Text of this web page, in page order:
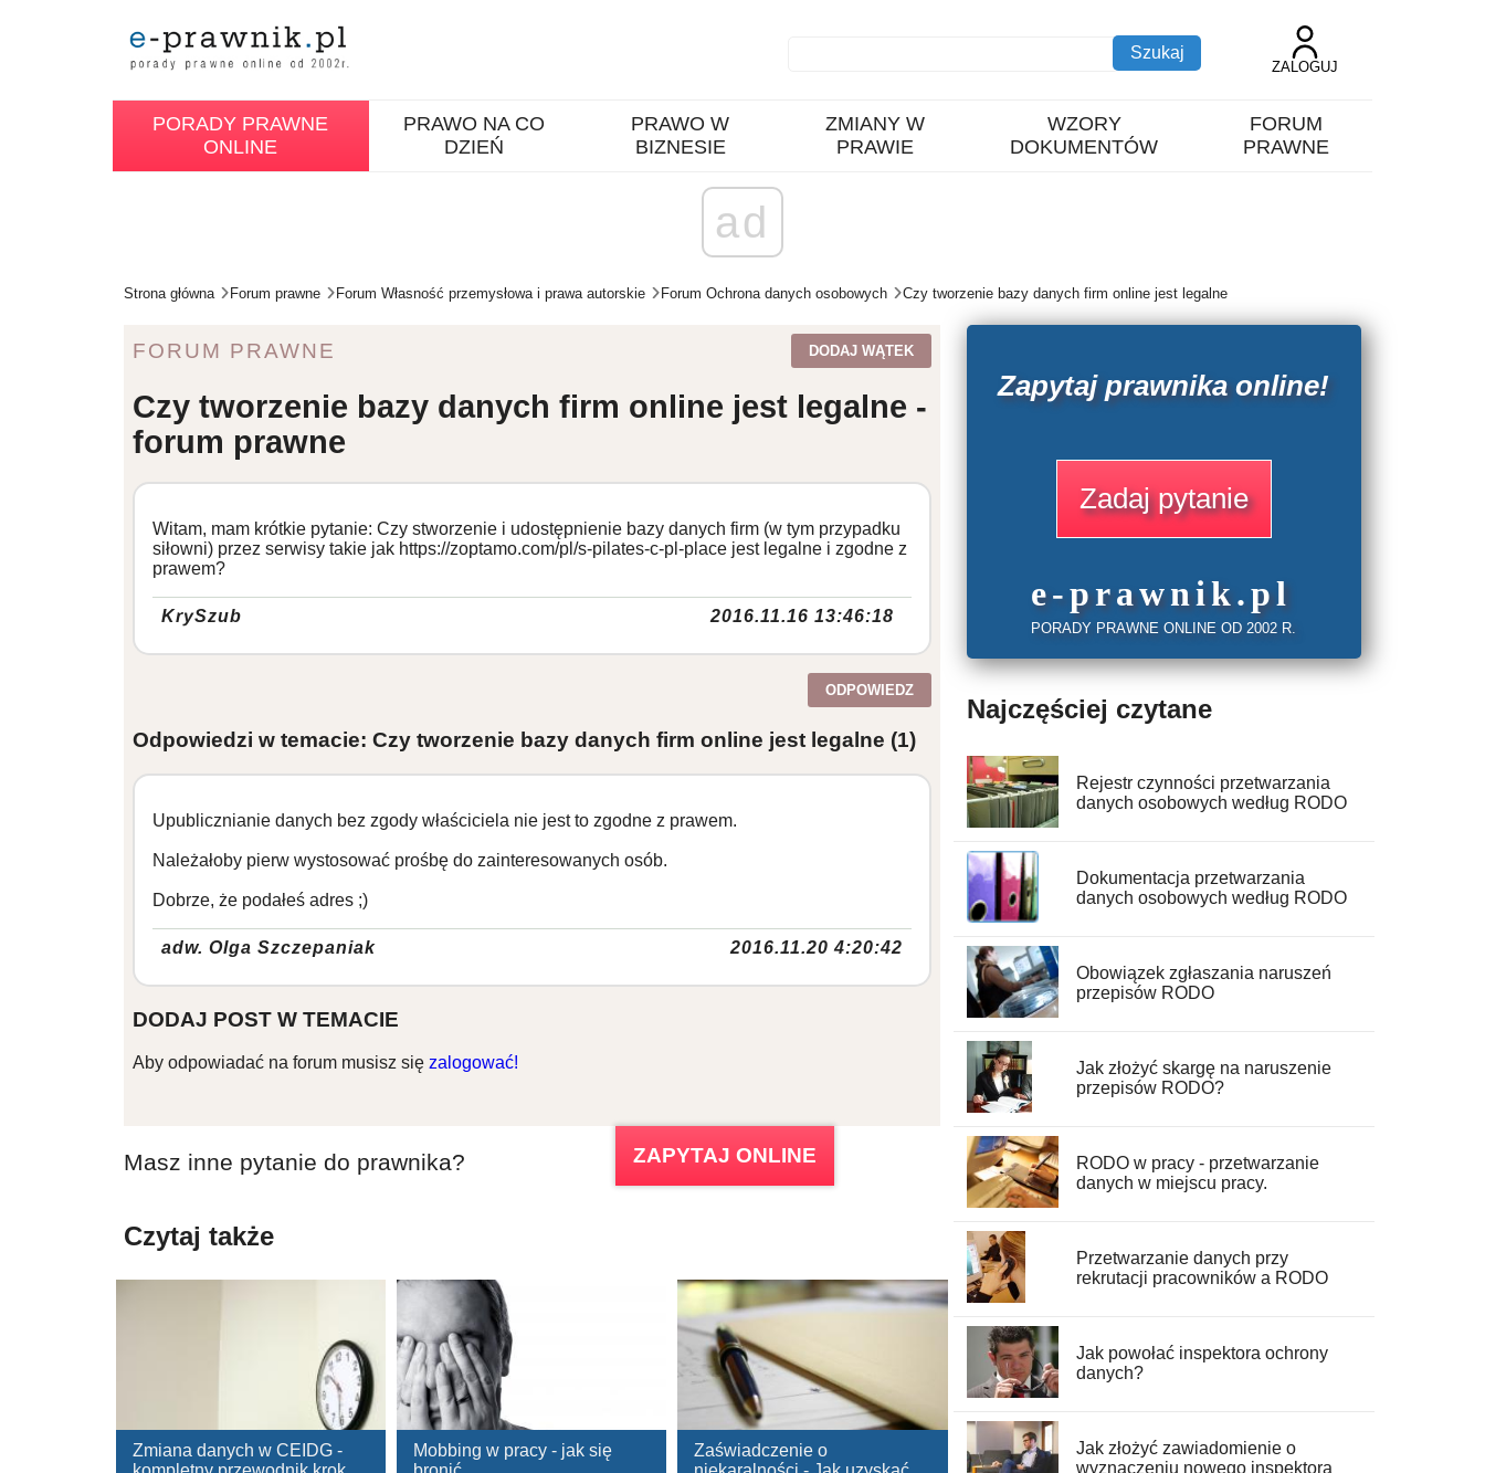
ZALOGUJ
PORADY PRAWNE
ONLINE
PRAWO NA CO
DZIEŃ
PRAWO W
BIZNESIE
ZMIANY W
PRAWIE
WZORY
DOKUMENTÓW
FORUM
PRAWNE
ad
Strona główna Forum prawne Forum Własność przemysłowa i prawa autorskie Forum Ochrona danych osobowych Czy tworzenie bazy danych firm online jest legalne
FORUM PRAWNE DODAJ WĄTEK
Czy tworzenie bazy danych firm online jest legalne -
forum prawne
Witam, mam krótkie pytanie: Czy stworzenie i udostępnienie bazy danych firm (w tym przypadku
siłowni) przez serwisy takie jak https://zoptamo.com/pl/s-pilates-c-pl-place jest legalne i zgodne z
prawem?
KrySzub 2016.11.16 13:46:18
ODPOWIEDZ
Odpowiedzi w temacie: Czy tworzenie bazy danych firm online jest legalne (1)
Upublicznianie danych bez zgody właściciela nie jest to zgodne z prawem.
Należałoby pierw wystosować prośbę do zainteresowanych osób.
Dobrze, że podałeś adres ;)
adw. Olga Szczepaniak 2016.11.20 4:20:42
DODAJ POST W TEMACIE
Aby odpowiadać na forum musisz się zalogować!
Masz inne pytanie do prawnika? ZAPYTAJ ONLINE
Czytaj także
Zmiana danych w CEIDG -
Mobbing w pracy - jak się
Zaświadczenie o
Zapytaj prawnika online!
Zadaj pytanie
e-prawnik.pl
PORADY PRAWNE ONLINE OD 2002 R.
Najczęściej czytane
Rejestr czynności przetwarzania
danych osobowych według RODO
Dokumentacja przetwarzania
danych osobowych według RODO
Obowiązek zgłaszania naruszeń
przepisów RODO
Jak złożyć skargę na naruszenie
przepisów RODO?
RODO w pracy - przetwarzanie
danych w miejscu pracy.
Przetwarzanie danych przy
rekrutacji pracowników a RODO
Jak powołać inspektora ochrony
danych?
Jak złożyć zawiadomienie o
wyznaczeniu nowego inspektora